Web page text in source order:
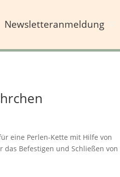
Newsletteranmeldung
eine Perlen-Kette mit Hilfe von
Befestigen und Schließen von